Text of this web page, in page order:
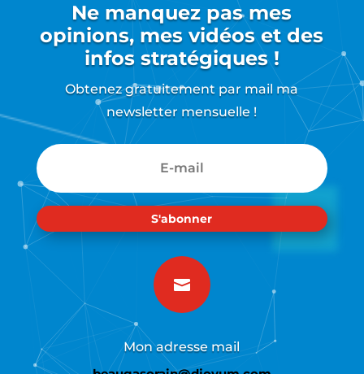
Ne manquez pas mes
opinions, mes vidéos et des
infos stratégiques !
Obtenez gratuitement par mail ma
newsletter mensuelle !
S'abonner

Mon adresse mail